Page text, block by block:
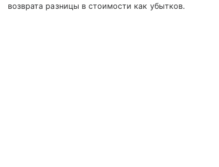
возврата разницы в стоимости как убытков.